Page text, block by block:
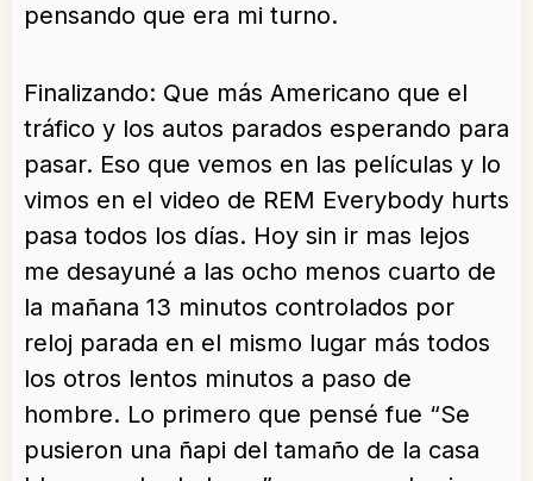
pensando que era mi turno.
Finalizando: Que más Americano que el
tráfico y los autos parados esperando para
pasar. Eso que vemos en las películas y lo
vimos en el video de REM Everybody hurts
pasa todos los días. Hoy sin ir mas lejos
me desayuné a las ocho menos cuarto de
la mañana 13 minutos controlados por
reloj parada en el mismo lugar más todos
los otros lentos minutos a paso de
hombre. Lo primero que pensé fue “Se
pusieron una ñapi del tamaño de la casa